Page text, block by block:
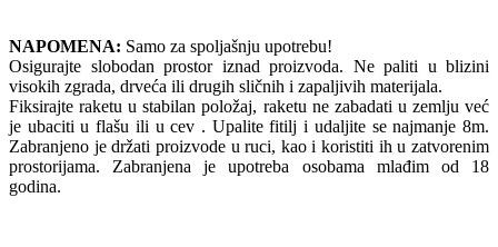
NAPOMENA: Samo za spoljašnju upotrebu!
Osigurajte slobodan prostor iznad proizvoda. Ne paliti u blizini
visokih zgrada, drveća ili drugih sličnih i zapaljivih materijala.
Fiksirajte raketu u stabilan položaj, raketu ne zabadati u zemlju već
je ubaciti u flašu ili u cev . Upalite fitilj i udaljite se najmanje 8m.
Zabranjeno je držati proizvode u ruci, kao i koristiti ih u zatvorenim
prostorijama. Zabranjena je upotreba osobama mlađim od 18
godina.